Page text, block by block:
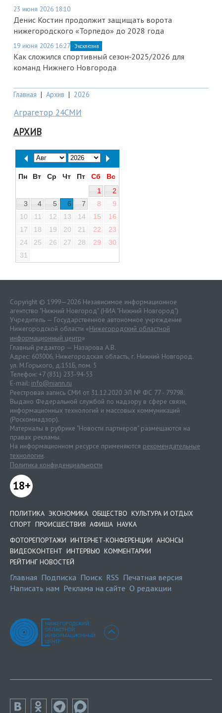
23 июня 2026 18:10
Денис Костин продолжит защищать ворота
нижегородского «Торпедо» до 2028 года
19 июня 2026 16:27 Эксклюзив
Как сложился спортивный сезон‑2025/2026 для
команд Нижнего Новгорода
Главная | Архив | 2026
Аграгетор 24СМИ
АРХИВ
Пн Вт Ср Чт Пт Сб
Вс
1
2
3
4 5 6 7 8
9
10
11 12 13 14 15
16
17
18 19 20 21 22
23
24
25 26 27 28 29
30
31
Copyright © 1999—2026 Независимое информационное
агентство "Нижний Новгород" (НИА "Нижний Новгород")
Учредитель — Государственное автономное учреждение
Нижегородской области «Нижегородский областной
информационный центр»
Главный редактор — Назарова А.В.
Адрес: 603006, Нижегородская область, г. Нижний Новгород.
ул. М.Горького, д.151Б, пом. 5
Телефон: +7 (831) 233-94-53
E-mail: info@niann.ru
Реестровая запись СМИ от 31.12.2020 ЭЛ № ФС 77 - 79798.
Выдано Федеральной службой по надзору в сфере связи,
информационных технологий и массовых коммуникаций
(Роскомнадзор).
Материалы в рубрике "Новости партнеров" размещаются на
правах рекламы.
На информационном ресурсе применяются рекомендательные
технологии.
Политика конфиденциальности
18+
ПОЛИТИКА ЭКОНОМИКА ОБЩЕСТВО КУЛЬТУРА И ОТДЫХ
СПОРТ ПРОИСШЕСТВИЯ АФИША НАУКА
ФОТОРЕПОРТАЖИ ИНТЕРНЕТ-КОНФЕРЕНЦИИ АНОНСЫ
ВИДЕОКОНТЕНТ ИНТЕРВЬЮ КОММЕНТАРИИ
РЕЙТИНГ НОВОСТЕЙ
Главная Подписка Поиск RSS Печатная версия
Написать нам Реклама на сайте О редакции